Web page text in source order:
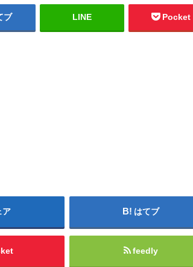
ブ LINE Pocket
ア はてブ
feedly